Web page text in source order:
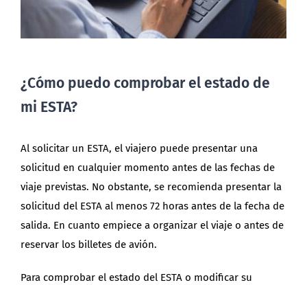
¿Cómo puedo comprobar el estado de
mi ESTA?
Al solicitar un ESTA, el viajero puede presentar una
solicitud en cualquier momento antes de las fechas de
viaje previstas. No obstante, se recomienda presentar la
solicitud del ESTA al menos 72 horas antes de la fecha de
salida. En cuanto empiece a organizar el viaje o antes de
reservar los billetes de avión.
Para comprobar el estado del ESTA o modificar su